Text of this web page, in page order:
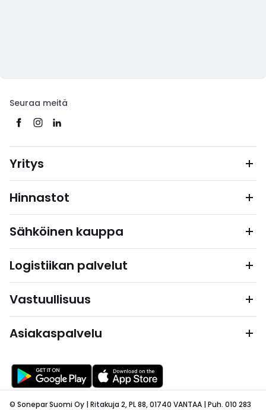
Seuraa meitä
Yritys
Hinnastot
Sähköinen kauppa
Logistiikan palvelut
Vastuullisuus
Asiakaspalvelu
© Sonepar Suomi Oy | Ritakuja 2, PL 88, 01740 VANTAA | Puh. 010 283